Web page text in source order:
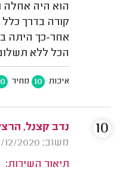
הוא היה אחלה
קורה בדרך
אחר-כך היתה
הכל ללא
איכות 10 מחיר
נדב קצנל,
משוב: 29/12/2020
תיאור השירות:
10